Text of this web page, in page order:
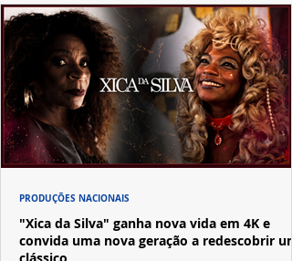
"Xica da Silva" ganha nova vida em 4K e
convida uma nova geração a redescobrir um
clássico
PRODUÇÕES NACIONAIS